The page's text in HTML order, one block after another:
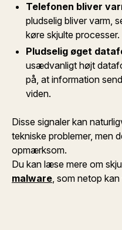
Telefonen bliver
pludselig bliver varm,
køre skjulte processer.
Pludselig øget
usædvanligt højt
på, at information
viden.
Disse signaler kan
tekniske problemer, men
opmærksom.
Du kan læse mere om
malware, som netop